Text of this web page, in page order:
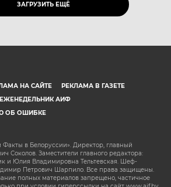
ЗАГРУЗИТЬ ЕЩЁ
НА САЙТЕ
РЕКЛАМА В ГАЗЕТЕ
АИФ
ОБ ОШИБКЕ
в Белоруссии». Директор, главный
Соколов. Заместители главного редактора:
и Юлия Владимировна Тельтевская. Шеф-
Петрович Шарпило. Все права защищены.
полных материалов запрещено, частичное